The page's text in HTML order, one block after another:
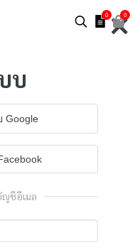
0 0
บ
Google
ชีอีเมล